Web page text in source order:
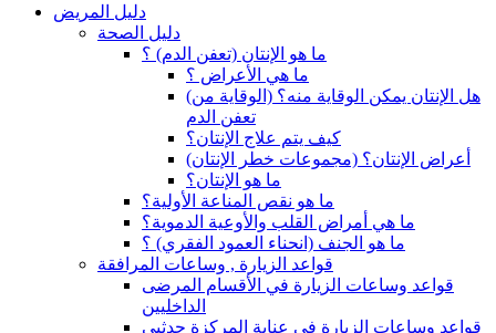
دليل المريض
دليل الصحة
ما هو الإنتان (تعفن الدم) ؟
ما هي الأعراض ؟
(هل الإنتان يمكن الوقاية منه؟ (الوقاية من
تعفن الدم
كيف يتم علاج الإنتان؟
(أعراض الإنتان؟ (مجموعات خطر الإنتان
ما هو الإنتان؟
ما هو نقص المناعة الأولية؟
ما هي أمراض القلب والأوعية الدموية؟
ما هو الجنف (انحناء العمود الفقري) ؟
قواعد الزيارة , وساعات المرافقة
قواعد وساعات الزيارة في الأقسام المرضى
الداخليين
قواعد وساعات الزيارة في عناية المركزة حدثيي